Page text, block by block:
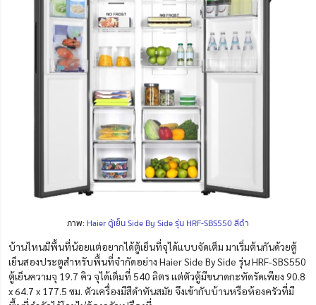
ภาพ: Haier ตู้เย็น Side By Side รุ่น HRF-SBS550 สีดำ
บ้านไหนมีพื้นที่น้อยแต่อยากได้ตู้เย็นที่จุได้แบบจัดเต็ม มาเริ่มต้นกันด้วยตู้
เย็นสองประตูสำหรับพื้นที่จำกัดอย่าง Haier Side By Side รุ่น HRF-SBS550
ตู้เย็นความจุ 19.7 คิว จุได้เต็มที่ 540 ลิตร แต่ตัวตู้มีขนาดกะทัดรัดเพียง 90.8
x 64.7 x 177.5 ซม. ตัวเครื่องมีสีดำทันสมัย จึงเข้ากับบ้านหรือห้องครัวที่มี